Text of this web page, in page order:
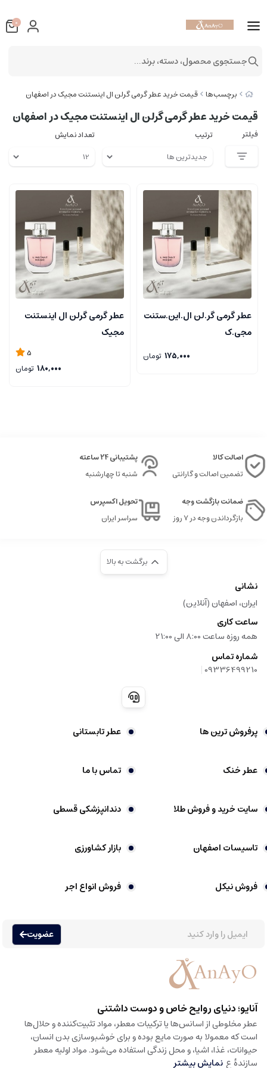
برچسب‌ها قیمت خرید عطر گرمی گرلن ال اینستنت مجیک در اصفهان
قیمت خرید عطر گرمی گرلن ال اینستنت مجیک در اصفهان
فیلتر ترتیب تعداد نمایش
عطر گرمی گر.لن ال.این.ستنت
مجی.ک
175,000 تومان
عطر گرمی گرلن ال اینستنت
مجیک
5
180,000 تومان
اصالت کالا
تضمین اصالت و گارانتی
پشتیبانی 24 ساعته
شنبه تا چهارشنبه
ضمانت بازگشت وجه
بازگرداندن وجه در ۷ روز
تحویل اکسپرس
سراسر ایران
برگشت به بالا
نشانی
ایران، اصفهان (آنلاین)
ساعت کاری
همه روزه ساعت 8:00 الی 21:00
شماره تماس
09336499210
|
پرفروش ترین ها عطر تابستانی
عطر خنک تماس با ما
سایت خرید و فروش طلا دندانپزشکی قسطی
تاسیسات اصفهان بازار کشاورزی
فروش نیکل فروش انواع اجر
عضویت
آنایو؛ دنیای روایح خاص و دوست داشتنی
عطر مخلوطی از اسانس‌ها یا ترکیبات معطر، مواد تثبیت‌کننده و حلال‌ها
است که معمولا به صورت مایع بوده و برای خوشبوسازی بدن انسان،
حیوانات، غذا، اشیا، و محل زندگی استفاده می‌شود. مواد اولیه معطر
سازندهٔ ع نمایش بیشتر
0
جستجوی محصول، دسته، برند...